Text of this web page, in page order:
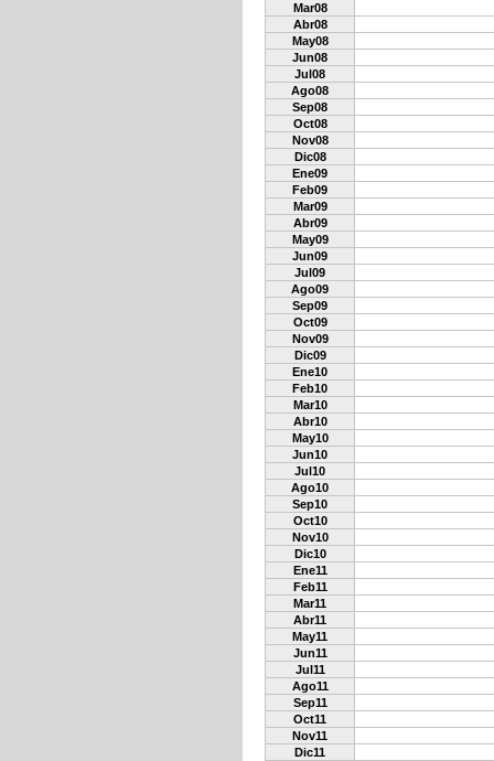
Mar08
Abr08
May08
Jun08
Jul08
Ago08
Sep08
Oct08
Nov08
Dic08
Ene09
Feb09
Mar09
Abr09
May09
Jun09
Jul09
Ago09
Sep09
Oct09
Nov09
Dic09
Ene10
Feb10
Mar10
Abr10
May10
Jun10
Jul10
Ago10
Sep10
Oct10
Nov10
Dic10
Ene11
Feb11
Mar11
Abr11
May11
Jun11
Jul11
Ago11
Sep11
Oct11
Nov11
Dic11